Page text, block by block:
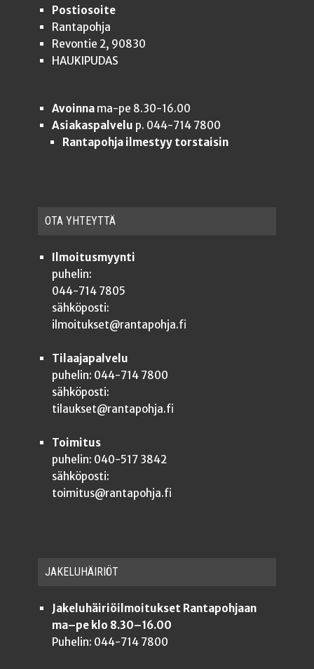
Postiosoite
Rantapohja
Revontie 2, 90830
HAUKIPUDAS
Avoinnama-pe 8.30-16.00
Asiakaspalvelu p. 044-714 7800
Rantapohja ilmestyy torstaisin
OTA YHTEYT­TÄ
Ilmoitusmyynti
puhelin:
044-714 7805
sähköposti:
ilmoitukset@rantapohja.fi
Tilaajapalvelu
puhelin: 044-714 7800
sähköposti:
tilaukset@rantapohja.fi
Toimitus
puhelin: 040-517 3842
sähköposti:
toimitus@rantapohja.fi
JAKE­LU­HÄI­RIÖT
Jakeluhäiriöilmoitukset Rantapohjaan
ma–pe klo 8.30–16.00
Puhelin: 044-714 7800